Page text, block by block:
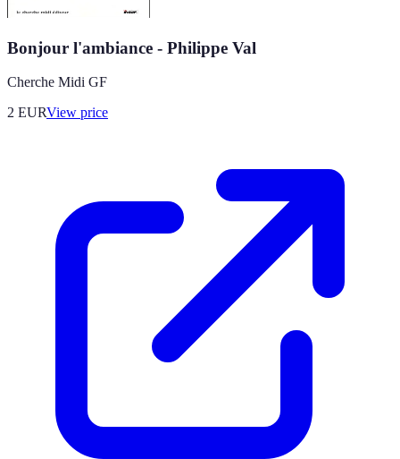
Bonjour l'ambiance - Philippe Val
Cherche Midi GF
2 EURView price